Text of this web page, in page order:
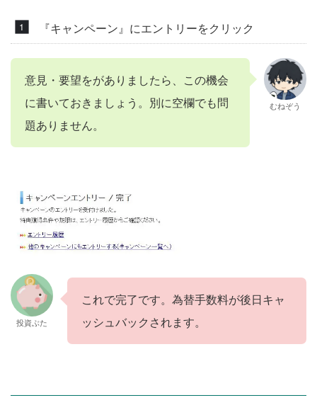
『キャンペーン』にエントリーをクリック
意見・要望をがありましたら、この機会
に書いておきましょう。別に空欄でも問
題ありません。
むねぞう
投資ぶた
これで完了です。為替手数料が後日キャ
ッシュバックされます。